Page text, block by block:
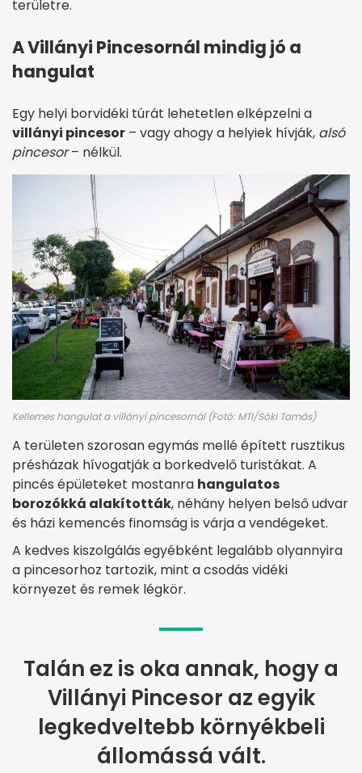
területre.
A Villányi Pincesornál mindig jó a
hangulat
Egy helyi borvidéki túrát lehetetlen elképzelni a
villányi pincesor – vagy ahogy a helyiek hívják, alsó
pincesor– nélkül.
Kellemes hangulat a villányi pincesornál (Fotó: MTI/Sóki Tamás)
A területen szorosan egymás mellé épített rusztikus
présházak hívogatják a borkedvelő turistákat. A
pincés épületeket mostanra hangulatos
borozókká alakították, néhány helyen belső udvar
és házi kemencés finomság is várja a vendégeket.
A kedves kiszolgálás egyébként legalább olyannyira
a pincesorhoz tartozik, mint a csodás vidéki
környezet és remek légkör.
Talán ez is oka annak, hogy a
Villányi Pincesor az egyik
legkedveltebb környékbeli
állomássá vált.